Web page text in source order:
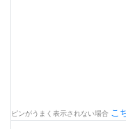
ピンがうまく表示されない場合 こ